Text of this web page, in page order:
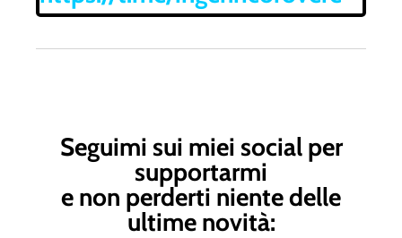
Seguimi sui miei social per
supportarmi
e non perderti niente delle
ultime novità: